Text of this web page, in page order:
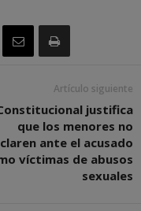
Artículo siguiente
justifica
que los menores no
ante el acusado
víctimas de abusos
sexuales